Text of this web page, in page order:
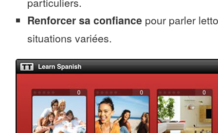
Renforcer sa confiance pour parler
situations variées.